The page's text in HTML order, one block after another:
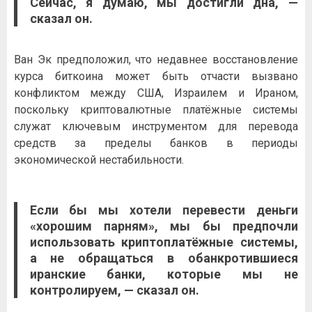
сказал он.
Ван Эк предположил, что недавнее восстановление
курса биткоина может быть отчасти вызвано
конфликтом между США, Израилем и Ираном,
поскольку криптовалютные платёжные системы
служат ключевым инструментом для перевода
средств за пределы банков в периоды
экономической нестабильности.
Если бы мы хотели перевести деньги
«хорошим парням», мы бы предпочли
использовать криптоплатёжные системы,
а не обращаться в обанкротившиеся
иранские банки, которые мы не
контролируем, — сказал он.